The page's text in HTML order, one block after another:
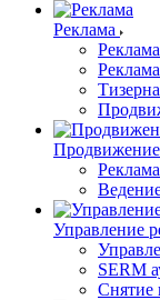
Реклама
Управление
SERM
Снятие